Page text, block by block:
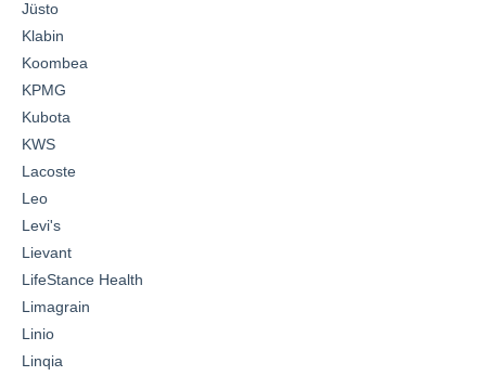
Jüsto
Klabin
Koombea
KPMG
Kubota
KWS
Lacoste
Leo
Levi's
Lievant
LifeStance Health
Limagrain
Linio
Linqia